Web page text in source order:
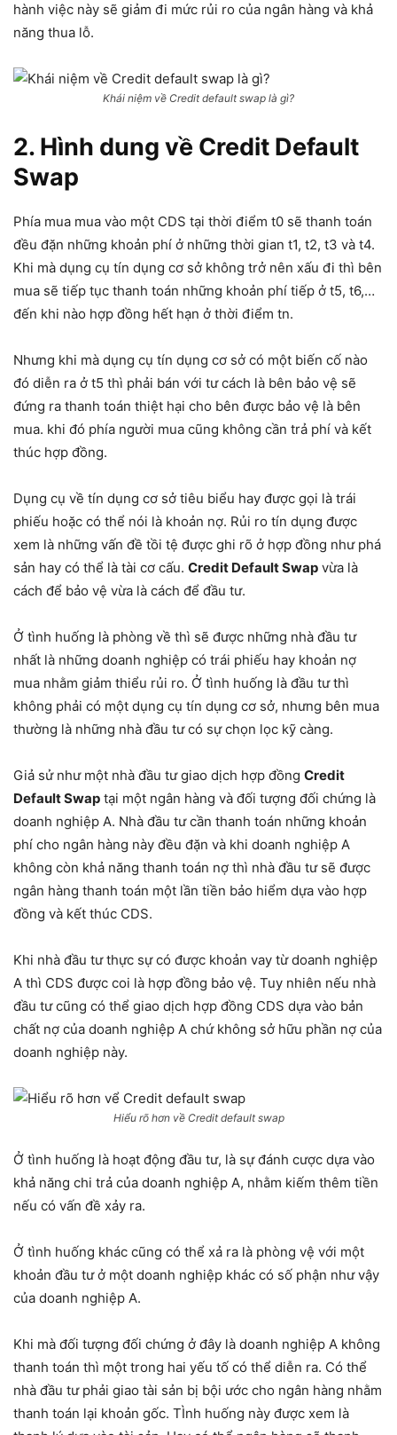
hành việc này sẽ giảm đi mức rủi ro của ngân hàng và khả
năng thua lỗ.
Khái niệm về Credit default swap là gì?
2. Hình dung về Credit Default
Swap
Phía mua mua vào một CDS tại thời điểm t0 sẽ thanh toán
đều đặn những khoản phí ở những thời gian t1, t2, t3 và t4.
Khi mà dụng cụ tín dụng cơ sở không trở nên xấu đi thì bên
mua sẽ tiếp tục thanh toán những khoản phí tiếp ở t5, t6,…
đến khi nào hợp đồng hết hạn ở thời điểm tn.
Nhưng khi mà dụng cụ tín dụng cơ sở có một biến cố nào
đó diễn ra ở t5 thì phải bán với tư cách là bên bảo vệ sẽ
đứng ra thanh toán thiệt hại cho bên được bảo vệ là bên
mua. khi đó phía người mua cũng không cần trả phí và kết
thúc hợp đồng.
Dụng cụ về tín dụng cơ sở tiêu biểu hay được gọi là trái
phiếu hoặc có thể nói là khoản nợ. Rủi ro tín dụng được
xem là những vấn đề tồi tệ được ghi rõ ở hợp đồng như phá
sản hay có thể là tài cơ cấu. Credit Default Swap vừa là
cách để bảo vệ vừa là cách để đầu tư.
Ở tình huống là phòng về thì sẽ được những nhà đầu tư
nhất là những doanh nghiệp có trái phiếu hay khoản nợ
mua nhằm giảm thiểu rủi ro. Ở tình huống là đầu tư thì
không phải có một dụng cụ tín dụng cơ sở, nhưng bên mua
thường là những nhà đầu tư có sự chọn lọc kỹ càng.
Giả sử như một nhà đầu tư giao dịch hợp đồng Credit
Default Swap tại một ngân hàng và đối tượng đối chứng là
doanh nghiệp A. Nhà đầu tư cần thanh toán những khoản
phí cho ngân hàng này đều đặn và khi doanh nghiệp A
không còn khả năng thanh toán nợ thì nhà đầu tư sẽ được
ngân hàng thanh toán một lần tiền bảo hiểm dựa vào hợp
đồng và kết thúc CDS.
Khi nhà đầu tư thực sự có được khoản vay từ doanh nghiệp
A thì CDS được coi là hợp đồng bảo vệ. Tuy nhiên nếu nhà
đầu tư cũng có thể giao dịch hợp đồng CDS dựa vào bản
chất nợ của doanh nghiệp A chứ không sở hữu phần nợ của
doanh nghiệp này.
Hiểu rõ hơn về Credit default swap
Ở tình huống là hoạt động đầu tư, là sự đánh cược dựa vào
khả năng chi trả của doanh nghiệp A, nhằm kiếm thêm tiền
nếu có vấn đề xảy ra.
Ở tình huống khác cũng có thể xả ra là phòng vệ với một
khoản đầu tư ở một doanh nghiệp khác có số phận như vậy
của doanh nghiệp A.
Khi mà đối tượng đối chứng ở đây là doanh nghiệp A không
thanh toán thì một trong hai yếu tố có thể diễn ra. Có thể
nhà đầu tư phải giao tài sản bị bội ước cho ngân hàng nhằm
thanh toán lại khoản gốc. TÌnh huống này được xem là